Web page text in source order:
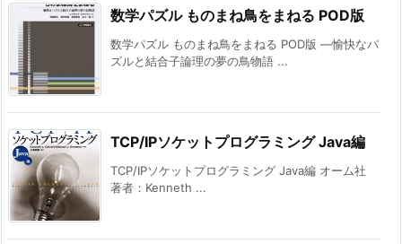
数学パズル ものまね鳥をまねる POD版
数学パズル ものまね鳥をまねる POD版 ―愉快なパ
ズルと結合子論理の夢の鳥物語 ...
TCP/IPソケットプログラミング Java編
TCP/IPソケットプログラミング Java編 オーム社
著者：Kenneth ...